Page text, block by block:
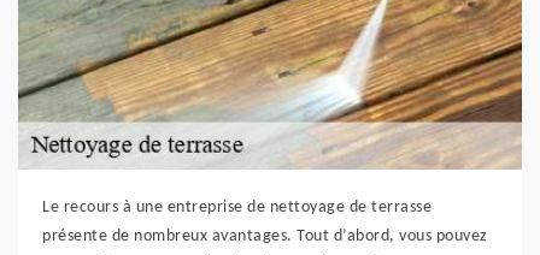
Le recours à une entreprise de nettoyage de terrasse
présente de nombreux avantages. Tout d’abord, vous pouvez